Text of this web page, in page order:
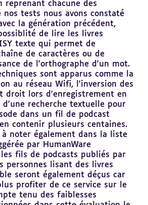
reprenant chacune des
tests nous avons constaté
la génération précédent,
de lire les livres
texte qui permet de
de caractères ou de
de l'orthographe d'un mot.
sont apparus comme la
au réseau Wifi, l'inversion des
droit lors d'enregistrement en
d'une recherche textuelle pour
dans un fil de podcast
contenir plusieurs centaines.
à noter également dans la liste
par HumanWare
fils de podcasts publiés par
personnes lisant des livres
seront également déçus car
profiter de ce service sur le
tenu des faiblesses